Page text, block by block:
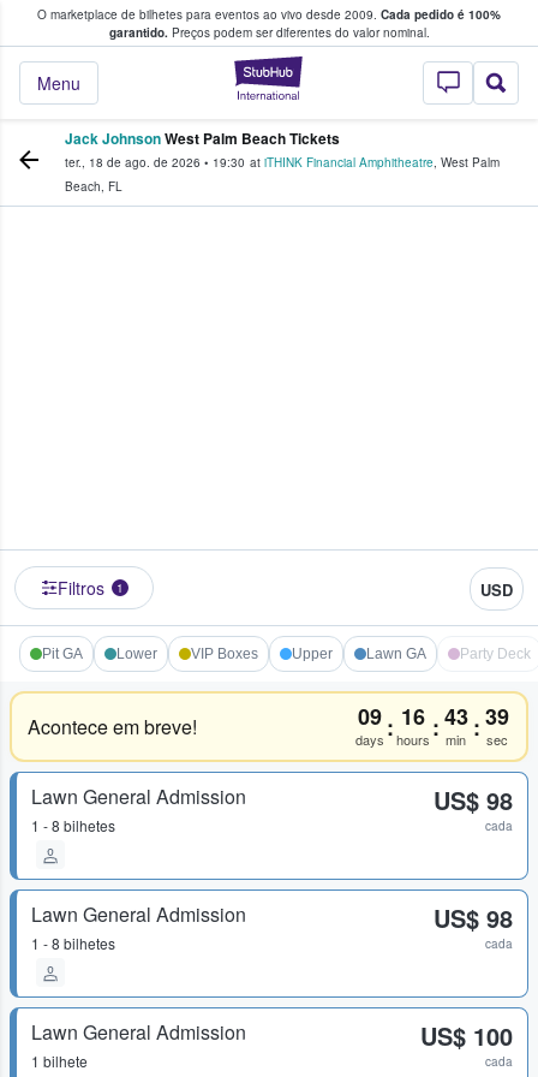
O marketplace de bilhetes para eventos ao vivo desde 2009. Cada pedido é 100%
garantido.Preços podem ser diferentes do valor nominal.
StubHub – onde
Menu
fãs compram e vendem bilhetes
Jack JohnsonWest Palm Beach Tickets
ter., 18 de ago. de 2026 • 19:30 at iTHINK Financial Amphitheatre, West Palm
Beach, FL
Filtros 1 USD
Pit GA Lower VIP Boxes Upper Lawn GA Party Deck
Acontece em breve! 09
days : 16
hours :43
min :39
sec
Lawn General Admission
1 - 8 bilhetes
US$ 98
cada
Lawn General Admission
1 - 8 bilhetes
US$ 98
cada
Lawn General Admission
1 bilhete
US$ 100
cada